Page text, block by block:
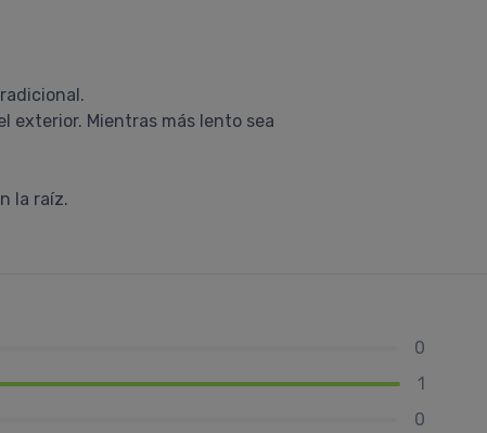
exterior. Mientras más lento sea
la raíz.
0
1
0